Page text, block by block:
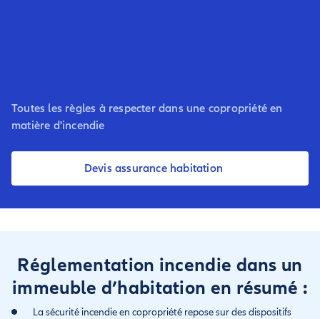
Toutes les règles à respecter dans une copropriété en
matière d'incendie
Devis assurance habitation
Réglementation incendie dans un
immeuble d’habitation en résumé :
La sécurité incendie en copropriété repose sur des dispositifs